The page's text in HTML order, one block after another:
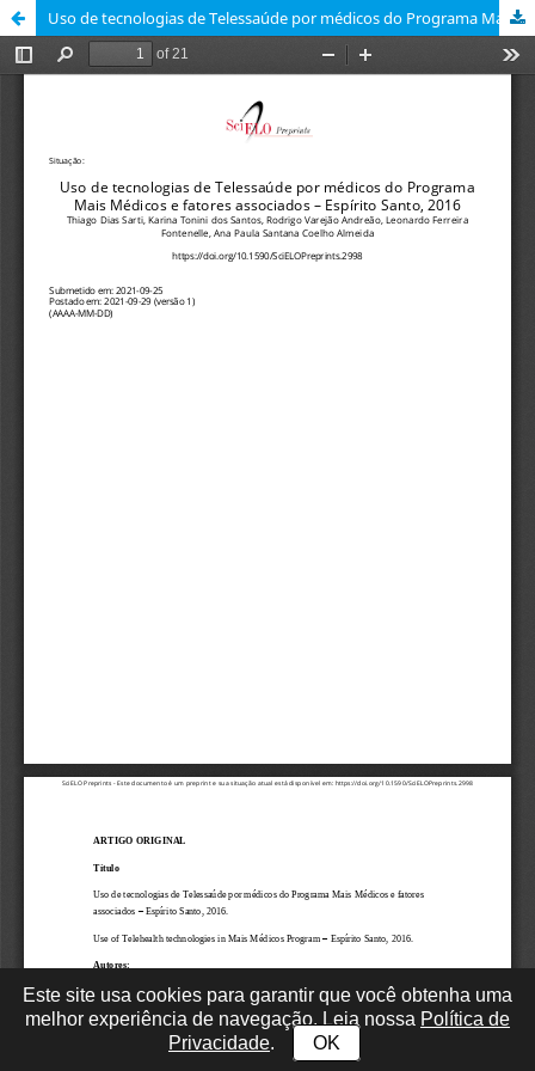
Uso de tecnologias de Telessaúde por médicos do Programa Mais Médicos e fatores associados – Espírito Santo, 2016
Este site usa cookies para garantir que você obtenha uma
melhor experiência de navegação. Leia nossa Política de
Privacidade. OK